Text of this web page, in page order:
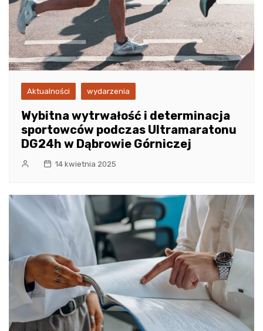
Aktualności wydarzenia
Wybitna wytrwałość i determinacja
sportowców podczas Ultramaratonu
DG24h w Dąbrowie Górniczej
14 kwietnia 2025